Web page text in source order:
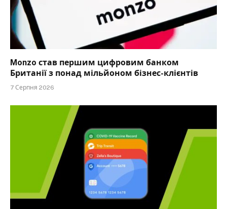
Monzo став першим цифровим банком
Британії з понад мільйоном бізнес-клієнтів
7 Серпня 2026